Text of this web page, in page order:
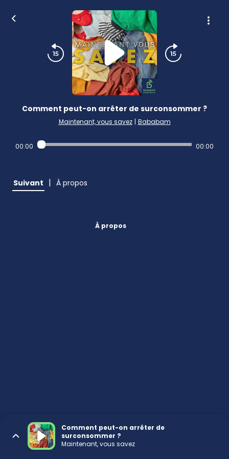
Comment peut-on arrêter de surconsommer ?
Maintenant, vous savez | Bababam
00:00 00:00
Suivant | À propos
À propos
Comment peut-on arrêter de
surconsommer ?
Maintenant, vous savez